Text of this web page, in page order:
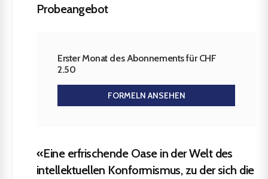
Probeangebot
Erster Monat des Abonnements für CHF
2.50
FORMELN ANSEHEN
«Eine erfrischende Oase in der Welt des
intellektuellen Konformismus, zu der sich die